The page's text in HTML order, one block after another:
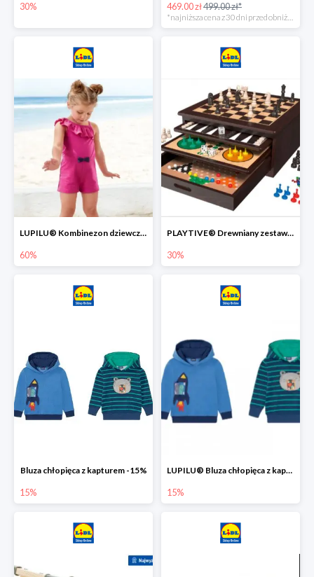
30% 469.00 zł499.00 zł*
*najniższa cena z 30 dni przed obniżką
LUPILU® Kombinezon dziewczęcy z bawełny
60%
PLAYTIVE® Drewniany zestaw gier 10 w 1
30%
Bluza chłopięca z kapturem -15%
15%
LUPILU® Bluza chłopięca z kapturem
15%